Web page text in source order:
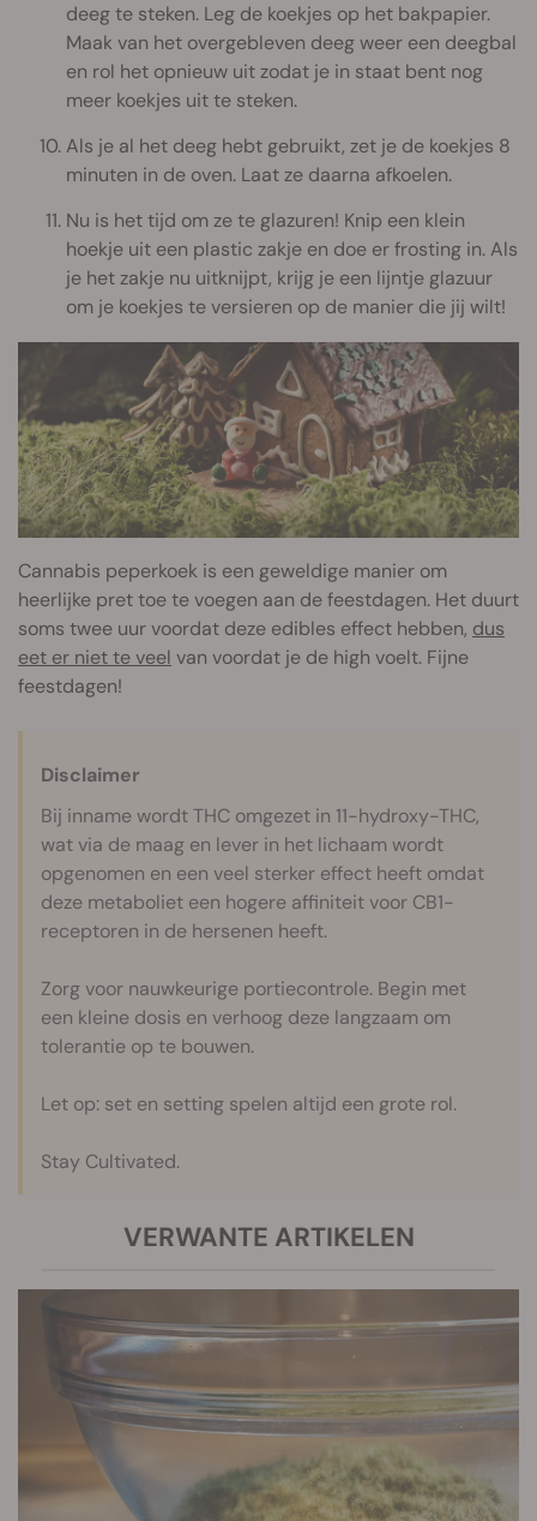
deeg te steken. Leg de koekjes op het bakpapier.
Maak van het overgebleven deeg weer een deegbal
en rol het opnieuw uit zodat je in staat bent nog
meer koekjes uit te steken.
Als je al het deeg hebt gebruikt, zet je de koekjes 8
minuten in de oven. Laat ze daarna afkoelen.
Nu is het tijd om ze te glazuren! Knip een klein
hoekje uit een plastic zakje en doe er frosting in. Als
je het zakje nu uitknijpt, krijg je een lijntje glazuur
om je koekjes te versieren op de manier die jij wilt!
Cannabis peperkoek is een geweldige manier om
heerlijke pret toe te voegen aan de feestdagen. Het duurt
soms twee uur voordat deze edibles effect hebben, dus
eet er niet te veel van voordat je de high voelt. Fijne
feestdagen!
Disclaimer
Bij inname wordt THC omgezet in 11-hydroxy-THC,
wat via de maag en lever in het lichaam wordt
opgenomen en een veel sterker effect heeft omdat
deze metaboliet een hogere affiniteit voor CB1-
receptoren in de hersenen heeft.
Zorg voor nauwkeurige portiecontrole. Begin met
een kleine dosis en verhoog deze langzaam om
tolerantie op te bouwen.
Let op: set en setting spelen altijd een grote rol.
Stay Cultivated.
VERWANTE ARTIKELEN